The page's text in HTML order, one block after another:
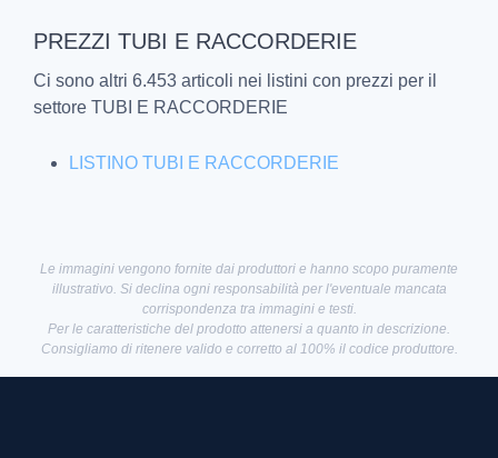
PREZZI TUBI E RACCORDERIE
Ci sono altri 6.453 articoli nei listini con prezzi per il
settore TUBI E RACCORDERIE
LISTINO TUBI E RACCORDERIE
Le immagini vengono fornite dai produttori e hanno scopo puramente
illustrativo. Si declina ogni responsabilità per l'eventuale mancata
corrispondenza tra immagini e testi.
Per le caratteristiche del prodotto attenersi a quanto in descrizione.
Consigliamo di ritenere valido e corretto al 100% il codice produttore.